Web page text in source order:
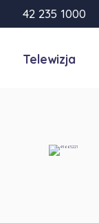
42 235 1000
Telewizja